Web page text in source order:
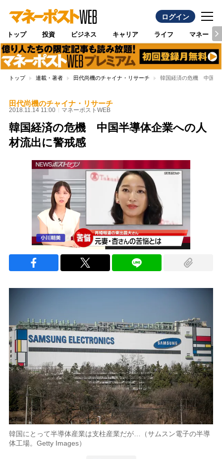
ログイン
トップ 投資 ビジネス キャリア ライフ マネー
トップ 連載・著者 田代尚機のチャイナ・リサーチ 韓国経済の危機 中国半
田代尚機のチャイナ・リサーチ
2018.11.14 11:00 マネーポストWEB
韓国経済の危機 中国半導体企業への人
材流出に警戒感
韓国にとって半導体産業は支柱産業だが…（サムスン電子の半導
体工場。Getty Images）